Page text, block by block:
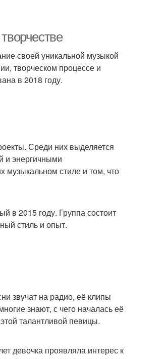
своей уникальной музыкой
творческом процессе и
в 2018 году.
Среди них выделяется
и энергичными
музыкальном стиле и том, что
в 2015 году. Группа состоит
стиль и опыт.
звучат на радио, её клипы
знают, с чего началась её
талантливой певицы.
девочка проявляла интерес к